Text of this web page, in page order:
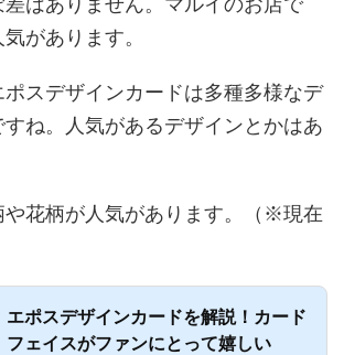
差はありません。マルイのお店で
があります。
ポスデザインカードは多種多様なデ
ね。人気があるデザインとかはあ
や花柄が人気があります。（※現在
エポスデザインカードを解説！カード
フェイスがファンにとって嬉しい